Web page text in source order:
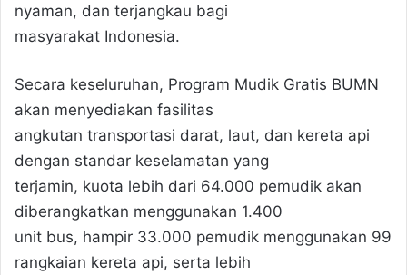
nyaman, dan terjangkau bagi
masyarakat Indonesia.
Secara keseluruhan, Program Mudik Gratis BUMN
akan menyediakan fasilitas
angkutan transportasi darat, laut, dan kereta api
dengan standar keselamatan yang
terjamin, kuota lebih dari 64.000 pemudik akan
diberangkatkan menggunakan 1.400
unit bus, hampir 33.000 pemudik menggunakan 99
rangkaian kereta api, serta lebih